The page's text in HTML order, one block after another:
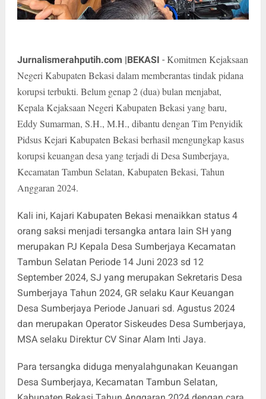
Jurnalismerahputih.com |BEKASI - Komitmen Kejaksaan
Negeri Kabupaten Bekasi dalam memberantas tindak pidana
korupsi terbukti. Belum genap 2 (dua) bulan menjabat,
Kepala Kejaksaan Negeri Kabupaten Bekasi yang baru,
Eddy Sumarman, S.H., M.H., dibantu dengan Tim Penyidik
Pidsus Kejari Kabupaten Bekasi berhasil mengungkap kasus
korupsi keuangan desa yang terjadi di Desa Sumberjaya,
Kecamatan Tambun Selatan, Kabupaten Bekasi, Tahun
Anggaran 2024.
Kali ini, Kajari Kabupaten Bekasi menaikkan status 4
orang saksi menjadi tersangka antara lain SH yang
merupakan PJ Kepala Desa Sumberjaya Kecamatan
Tambun Selatan Periode 14 Juni 2023 sd 12
September 2024, SJ yang merupakan Sekretaris Desa
Sumberjaya Tahun 2024, GR selaku Kaur Keuangan
Desa Sumberjaya Periode Januari sd. Agustus 2024
dan merupakan Operator Siskeudes Desa Sumberjaya,
MSA selaku Direktur CV Sinar Alam Inti Jaya.
Para tersangka diduga menyalahgunakan Keuangan
Desa Sumberjaya, Kecamatan Tambun Selatan,